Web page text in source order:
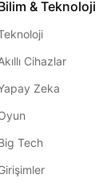
& Teknoloji
Cihazlar
Zeka
Tech